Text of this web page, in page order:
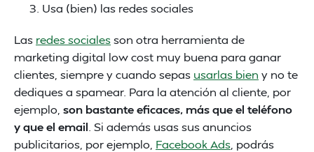
Usa (bien) las redes sociales
Las redes socialesson otra herramienta de
marketing digital low cost muy buena para ganar
clientes, siempre y cuando sepas usarlas bien y no te
dediques a spamear. Para la atención al cliente, por
ejemplo, son bastante eficaces, más que el teléfono
y que el email . Si además usas sus anuncios
publicitarios, por ejemplo, Facebook Ads , podrás